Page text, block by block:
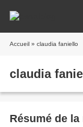
Accueil » claudia faniello
claudia
Résumé de